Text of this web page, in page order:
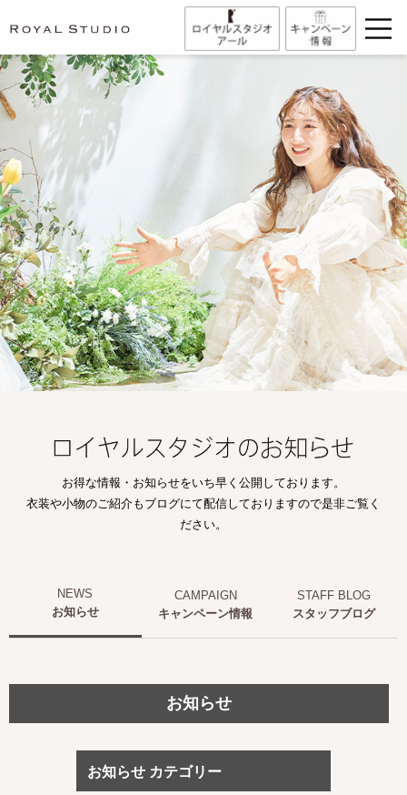
お得な情報・お知らせをいち早く公開しております。
衣装や小物のご紹介もブログにて配信しておりますので是非ご覧く
ださい。
お知らせ キャンペーン情報 スタッフブログ
お知らせ
お知らせ カテゴリー